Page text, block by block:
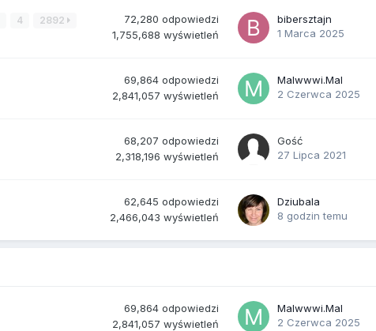
4 2892 72,280 odpowiedzi
1,755,688 wyświetleń
bibersztajn
1 Marca 2025
69,864 odpowiedzi
2,841,057 wyświetleń
Malwwwi.Mal
2 Czerwca 2025
68,207 odpowiedzi
2,318,196 wyświetleń
Gość
27 Lipca 2021
62,645 odpowiedzi
2,466,043 wyświetleń
Dziubala
8 godzin temu
69,864 odpowiedzi
2,841,057 wyświetleń
Malwwwi.Mal
2 Czerwca 2025